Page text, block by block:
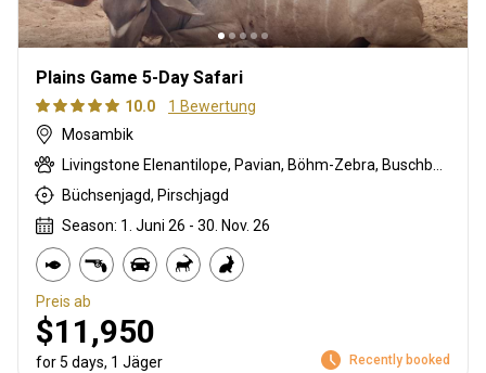
Plains Game 5-Day Safari
10.0
1 Bewertung
Mosambik
Büchsenjagd, Pirschjagd
Season: 1. Juni 26 - 30. Nov. 26
Preis ab
$11,950
for 5 days, 1 Jäger Recently booked